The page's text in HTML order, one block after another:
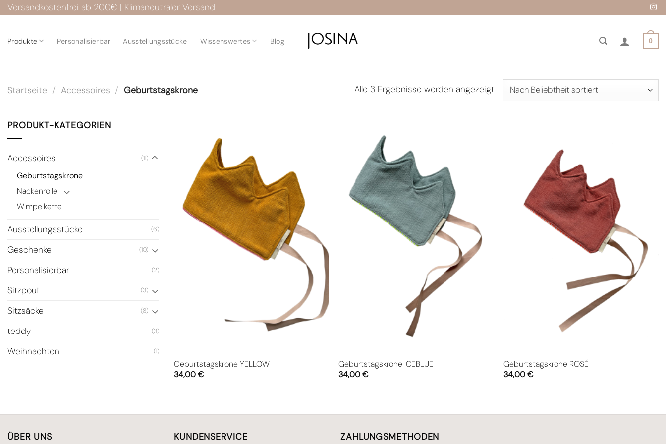
ZumVersandkostenfrei ab 200€ | Klimaneutraler Versand
Produkte Personalisierbar Ausstellungsstücke Wissenswertes Blog 0
Startseite / Accessoires / Geburtstagskrone Alle 3 Ergebnisse werden angezeigtNach
Beliebtheit
PRODUKT-KATEGORIEN
Accessoires (11)
Geburtstagskrone
Nackenrolle
Wimpelkette
Ausstellungsstücke (6)
Geschenke (10)
Personalisierbar (2)
Sitzpouf (3)
Sitzsäcke (8)
teddy (3)
Weihnachten (1)
Geburtstagskrone YELLOW
34,00€
Geburtstagskrone ICEBLUE
34,00€
Geburtstagskrone ROSÉ
34,00€
ÜBER UNS KUNDENSERVICE ZAHLUNGSMETHODEN